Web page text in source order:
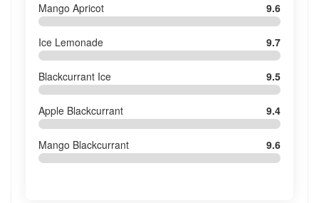
Mango Apricot 9.6
Ice Lemonade 9.7
Blackcurrant Ice 9.5
Apple Blackcurrant 9.4
Mango Blackcurrant 9.6